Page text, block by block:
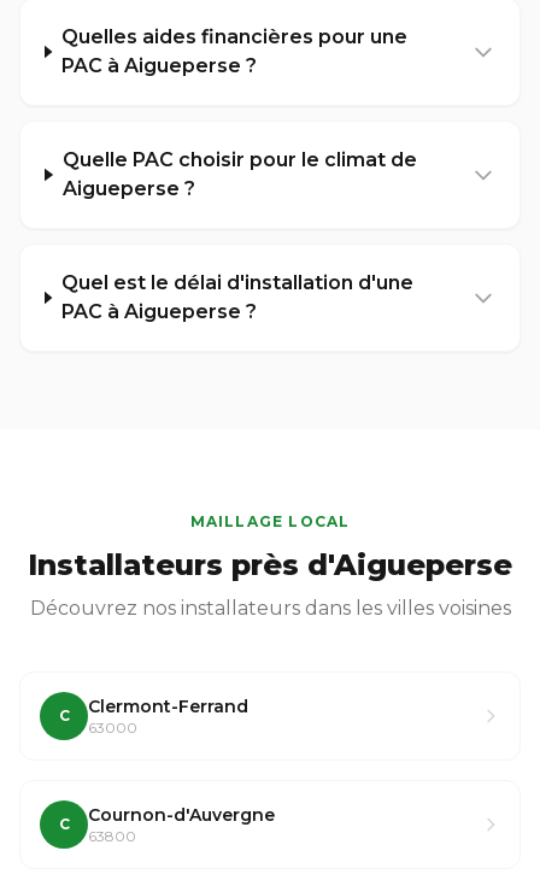
Quelles aides financières pour une
PAC à Aigueperse ?
Quelle PAC choisir pour le climat de
Aigueperse ?
Quel est le délai d'installation d'une
PAC à Aigueperse ?
MAILLAGE LOCAL
Installateurs près d'Aigueperse
Découvrez nos installateurs dans les villes voisines
C Clermont-Ferrand
63000
C Cournon-d'Auvergne
63800